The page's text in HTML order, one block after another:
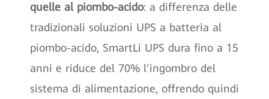
quelle al piombo-acido: a differenza delle
tradizionali soluzioni UPS a batteria al
piombo-acido, SmartLi UPS dura fino a 15
anni e riduce del 70% l’ingombro del
sistema di alimentazione, offrendo quindi